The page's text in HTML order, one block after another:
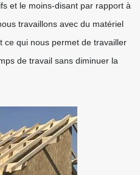
et le moins-disant par rapport à
travaillons avec du matériel
ce qui nous permet de travailler
de travail sans diminuer la